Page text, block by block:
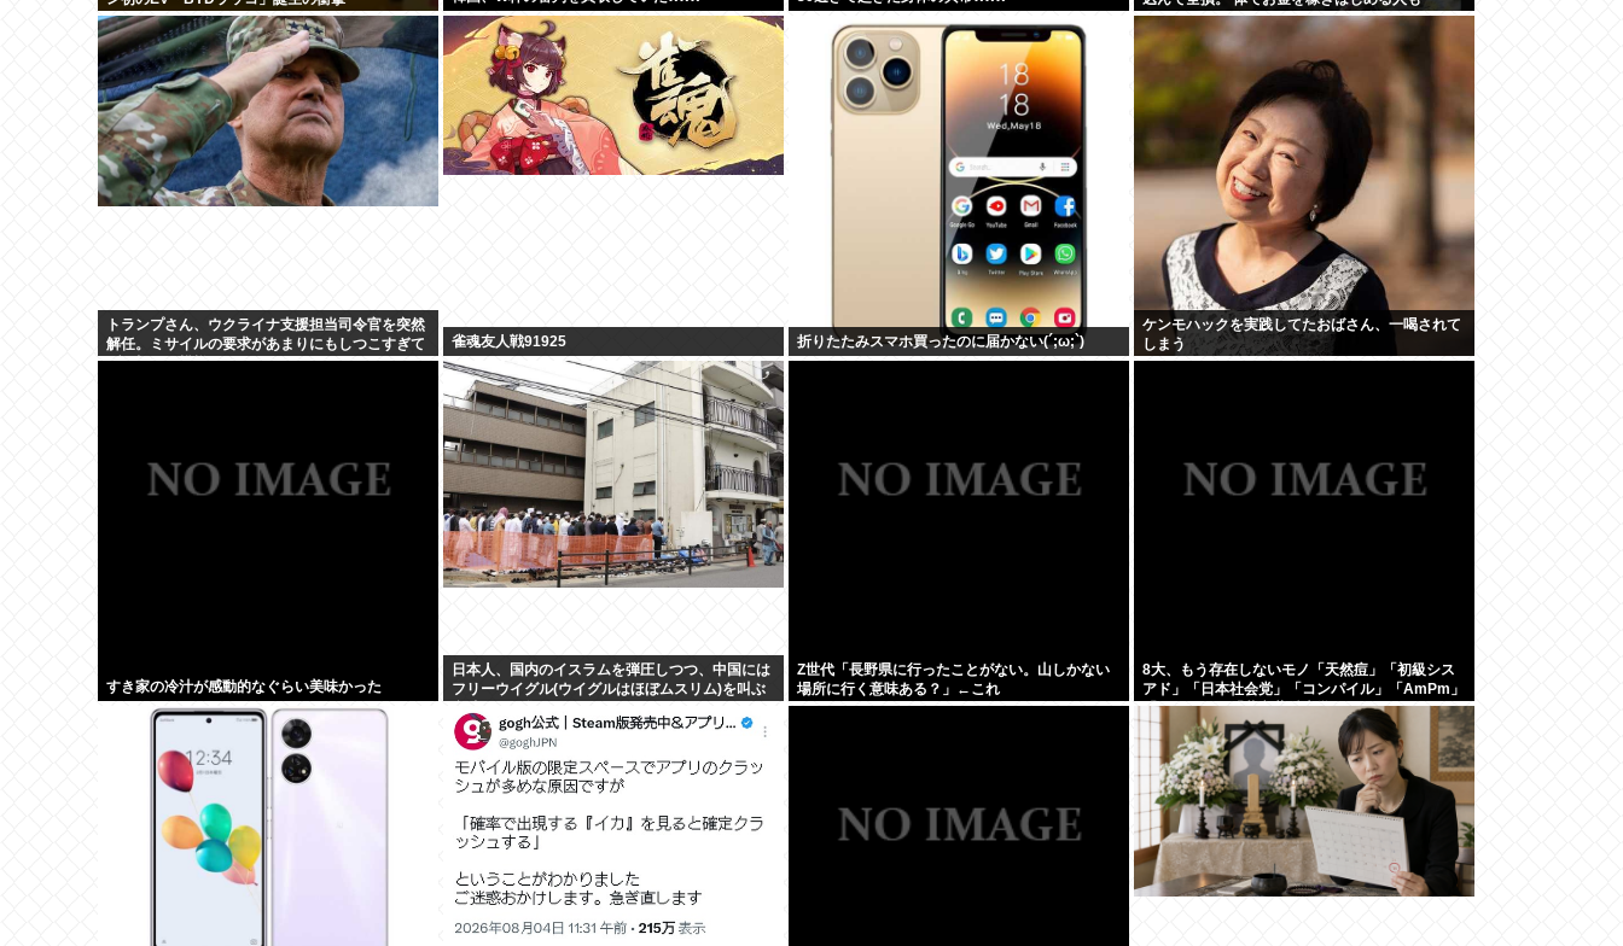
トランプさん、ウクライナ支援担当司令官を突然
解任。ミサイルの要求があまりにもしつこすぎて
ブチ切れた模様
雀魂友人戦91925 折りたたみスマホ買ったのに届かない(´;ω;`)
ケンモハックを実践してたおばさん、一喝されて
しまう
すき家の冷汁が感動的なぐらい美味かった
日本人、国内のイスラムを弾圧しつつ、中国には
フリーウイグル(ウイグルはほぼムスリム)を叫ぶ
Z世代「長野県に行ったことがない。山しかない
場所に行く意味ある？」←これ
8大、もう存在しないモノ「天然痘」「初級シス
アド」「日本社会党」「コンパイル」「AmPm」
「ジャスコ」「共立薬科大学」